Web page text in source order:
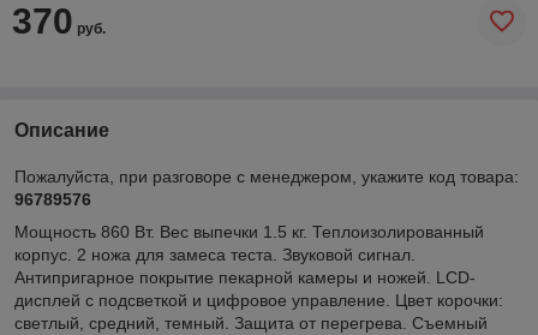
370 руб.
Описание
Пожалуйста, при разговоре с менеджером, укажите код товара:
96789576
Мощность 860 Вт. Вес выпечки 1.5 кг. Теплоизолированный
корпус. 2 ножа для замеса теста. Звуковой сигнал.
Антипригарное покрытие пекарной камеры и ножей. LCD-
дисплей с подсветкой и цифровое управление. Цвет корочки:
светлый, средний, темный. Защита от перегрева. Съемный